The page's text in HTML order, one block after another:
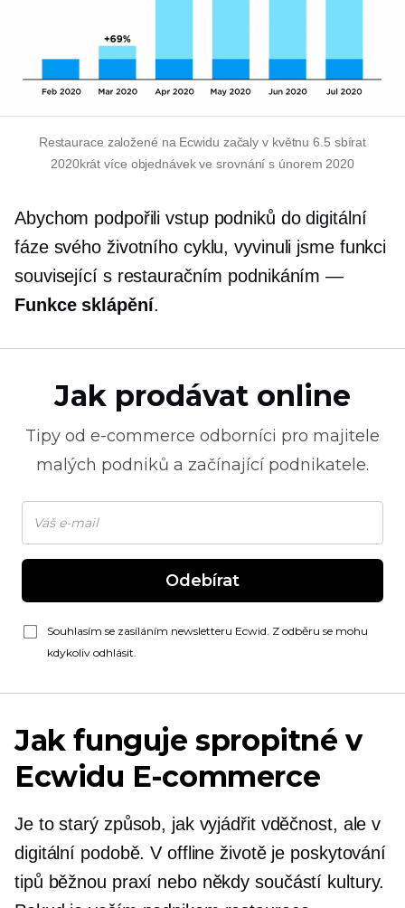
Restaurace založené na Ecwidu začaly v květnu 6.5 sbírat
2020krát více objednávek ve srovnání s únorem 2020
Abychom podpořili vstup podniků do digitální
fáze svého životního cyklu, vyvinuli jsme funkci
související s restauračním podnikáním —
Funkce sklápění.
Jak prodávat online
Tipy od e-commerce odborníci pro majitele
malých podniků a začínající podnikatele.
Odebírat
Souhlasím se zasíláním newsletteru Ecwid. Z odběru se mohu
kdykoliv odhlásit.
Jak funguje spropitné v
Ecwidu E-commerce
Je to starý způsob, jak vyjádřit vděčnost, ale v
digitální podobě. V offline životě je poskytování
tipů běžnou praxí nebo někdy součástí kultury.